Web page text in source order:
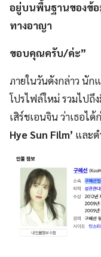
อยู่บนพื้นฐานของข้อ
ทางอาญา
ขอบคุณครับ/ค่ะ”
ภายในวันดังกล่าว นัก
โปรไฟล์ใหม่ รวมไปถึ
เสิร์ชเอนจิน ว่าเธอไ
Hye Sun Film’ และด